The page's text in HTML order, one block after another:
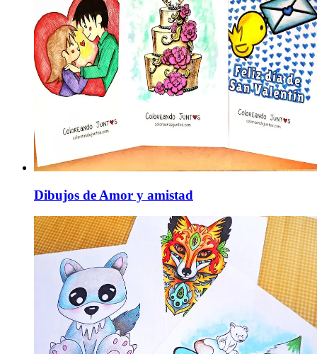
Dibujos de Amor y amistad